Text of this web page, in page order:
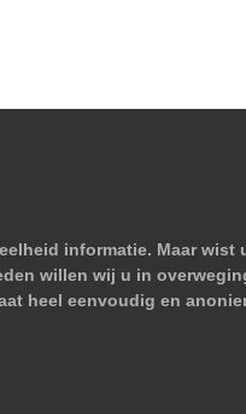
informatie. Maar
willen wij u in
heel eenvoudig en